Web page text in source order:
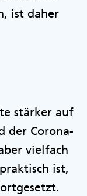
ist daher
stärker auf
der Corona-
vielfach
ist,